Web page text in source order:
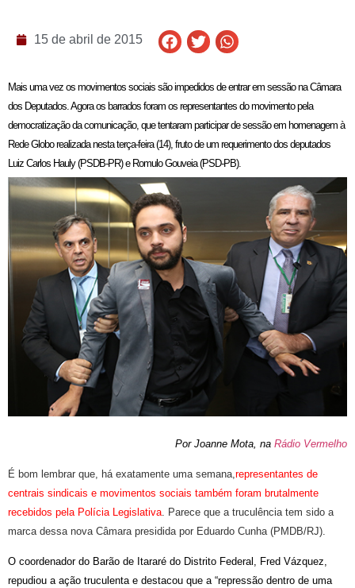
15 de abril de 2015
Mais uma vez os movimentos sociais são impedidos de entrar em sessão na Câmara
dos Deputados. Agora os barrados foram os representantes do movimento pela
democratização da comunicação, que tentaram participar de sessão em homenagem à
Rede Globo realizada nesta terça-feira (14), fruto de um requerimento dos deputados
Luiz Carlos Hauly (PSDB-PR) e Romulo Gouveia (PSD-PB).
Por Joanne Mota, na Rádio Vermelho
É bom lembrar que, há exatamente uma semana, representantes de
centrais sindicais e movimentos sociais também foram brutalmente
recebidos pela Polícia Legislativa . Parece que a truculência tem sido a
marca dessa nova Câmara presidida por Eduardo Cunha (PMDB/RJ).
O coordenador do Barão de Itararé do Distrito Federal, Fred Vázquez,
repudiou a ação truculenta e destacou que a “repressão dentro de uma